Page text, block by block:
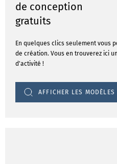
de conception
gratuits
En quelques clics seulement vous
de création. Vous en trouverez ici
d'activité !
AFFICHER LES MODÈLES